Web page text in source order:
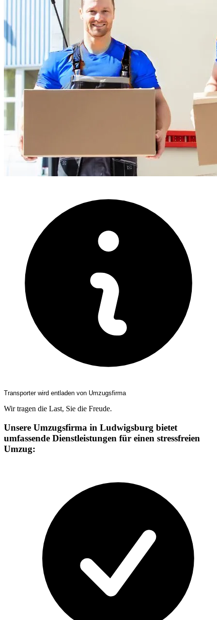
Transporter wird entladen von Umzugsfirma
Wir tragen die Last, Sie die Freude.
Unsere Umzugsfirma in Ludwigsburg bietet
umfassende Dienstleistungen für einen stressfreien
Umzug: